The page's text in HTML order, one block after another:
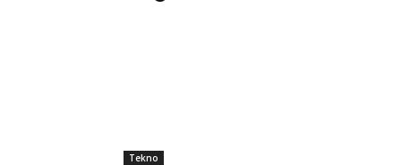
Tekno